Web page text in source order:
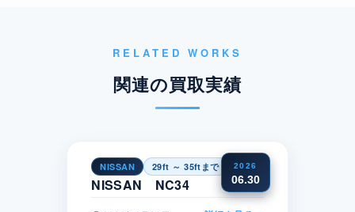
RELATED WORKS
関連の買取実績
2026
06.30
NISSAN 29ft ～ 35ftまで 関東
NISSAN NC34